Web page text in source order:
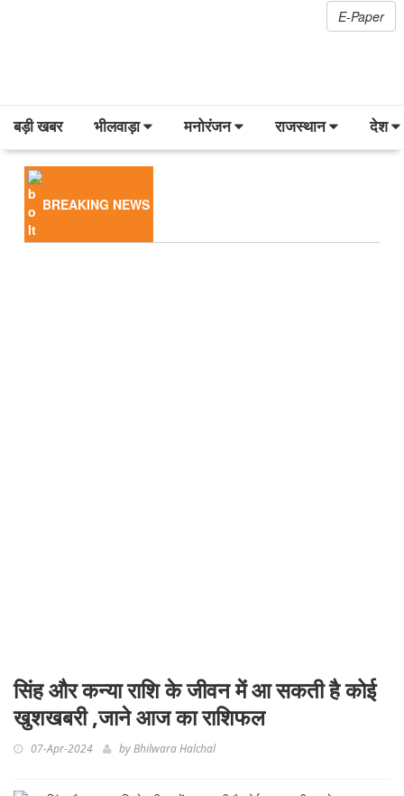
E-Paper
बड़ी खबर भीलवाड़ा मनोरंजन राजस्थान देश
BREAKING NEWS
सिंह और कन्या राशि के जीवन में आ सकती है कोई
खुशखबरी ,जाने आज का राशिफल
07-Apr-2024 byBhilwara Halchal